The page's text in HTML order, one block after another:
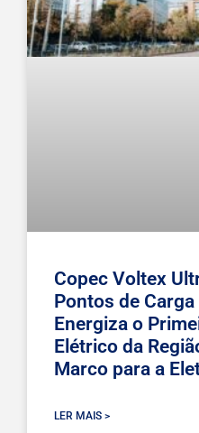
Copec Voltex
Pontos de
Energiza o
Elétrico da
Marco para a
LER MAIS >